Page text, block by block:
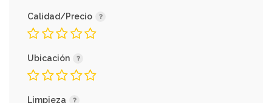
Calidad/Precio
Ubicación
Limpieza